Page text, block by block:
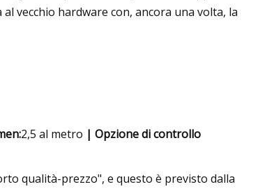
vecchio hardware con, ancora una volta, la
2,5 al metro | Opzione di controllo
qualità-prezzo", e questo è previsto dalla